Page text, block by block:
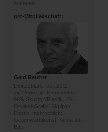
zutragen.
pro-Mitgliedschaft:
Gerd Reutter
Deutschland, seit 2012
74 Werke, 41 Kommentare
96% Skulptur/Plastik, 1%
Original-Grafik; Skulptur,
Plastik; mehrheitlich:
Gegenwartskunst, Kunst am
Bau